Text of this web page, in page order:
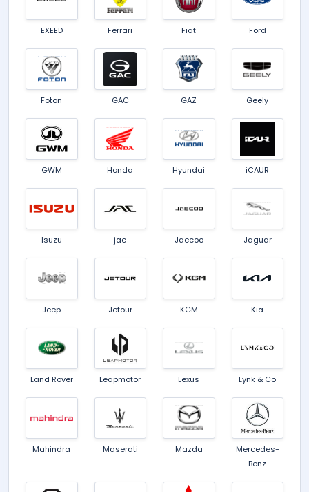
EXEED Ferrari Fiat Ford
Foton GAC GAZ Geely
GWM Honda Hyundai iCAUR
Isuzu jac Jaecoo Jaguar
Jeep Jetour KGM Kia
Land Rover Leapmotor Lexus Lynk & Co
Mahindra Maserati Mazda
Mercedes-
Benz